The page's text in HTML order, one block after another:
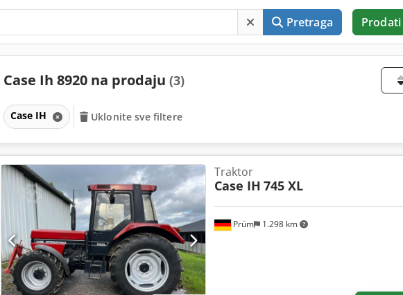
Pretraga Prodati
Case Ih 8920 na prodaju (3)
Case IH Uklonite sve filtere
Prüm 1.298 km
Traktor
Case IH 745 XL